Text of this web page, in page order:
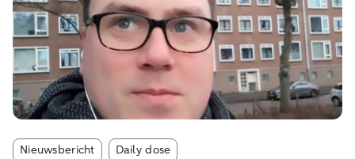
Nieuwsbericht Article tags:
Daily dose